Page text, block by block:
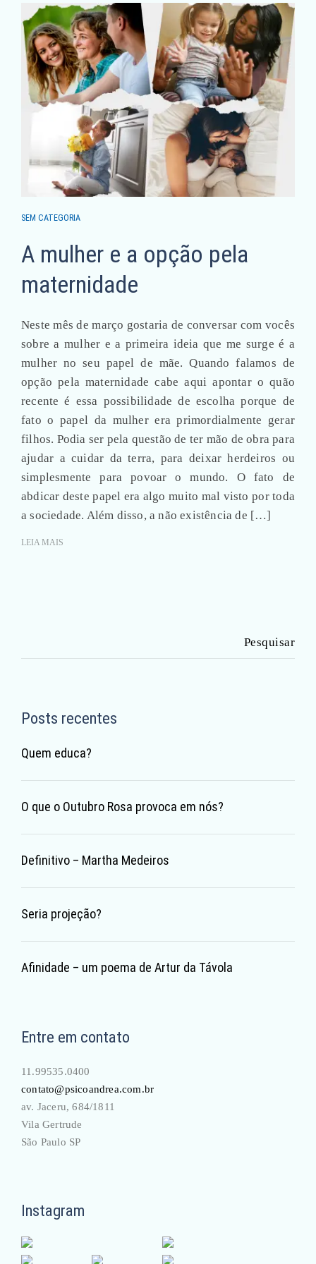
SEM CATEGORIA
A mulher e a opção pela
maternidade
Neste mês de março gostaria de conversar com vocês
sobre a mulher e a primeira ideia que me surge é a
mulher no seu papel de mãe. Quando falamos de
opção pela maternidade cabe aqui apontar o quão
recente é essa possibilidade de escolha porque de
fato o papel da mulher era primordialmente gerar
filhos. Podia ser pela questão de ter mão de obra para
ajudar a cuidar da terra, para deixar herdeiros ou
simplesmente para povoar o mundo. O fato de
abdicar deste papel era algo muito mal visto por toda
a sociedade. Além disso, a não existência de […]
LEIA MAIS
Posts recentes
Quem educa?
O que o Outubro Rosa provoca em nós?
Definitivo – Martha Medeiros
Seria projeção?
Afinidade – um poema de Artur da Távola
Entre em contato
11.99535.0400
contato@psicoandrea.com.br
av. Jaceru, 684/1811
Vila Gertrude
São Paulo SP
Instagram